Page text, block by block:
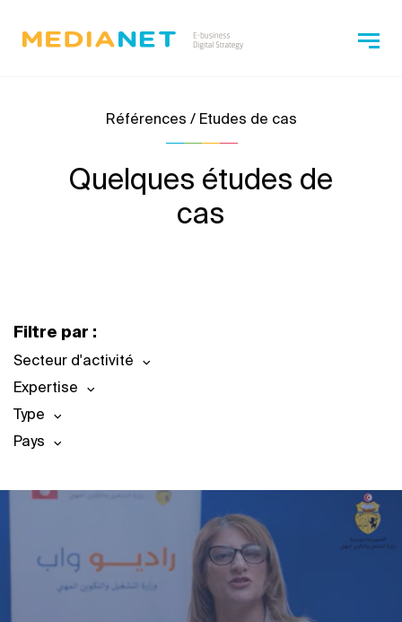
Références / Etudes de cas
Quelques études de
cas
Filtre par :
Secteur d'activité
Expertise
Type
Pays